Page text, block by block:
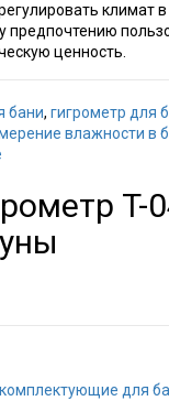
климат в
предпочтению
ценность.
бани, гигрометр для
влажности в
T-
для